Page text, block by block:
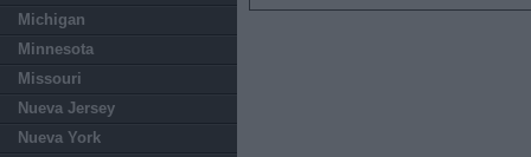
Michigan
Minnesota
Missouri
Nueva Jersey
Nueva York